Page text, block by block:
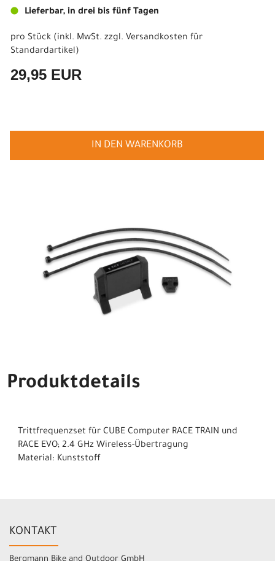
Lieferbar, in drei bis fünf Tagen
pro Stück (inkl. MwSt. zzgl. Versandkosten für
Standardartikel)
29,95 EUR
IN DEN WARENKORB
Produktdetails
Trittfrequenzset für CUBE Computer RACE TRAIN und
RACE EVO; 2.4 GHz Wireless-Übertragung
Material: Kunststoff
KONTAKT